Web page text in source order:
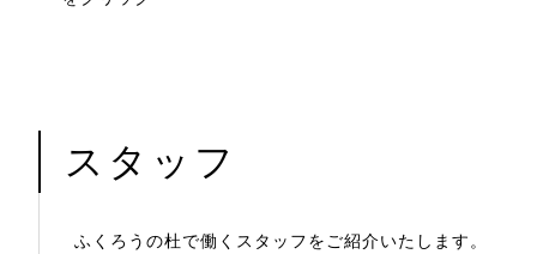
スタッフ
ふくろうの杜で働くスタッフをご紹介いたします。